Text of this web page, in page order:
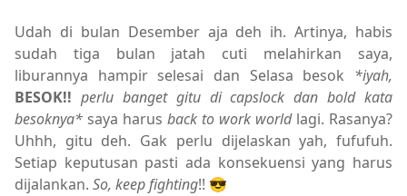
Udah di bulan Desember aja deh ih. Artinya, habis
sudah tiga bulan jatah cuti melahirkan saya,
liburannya hampir selesai dan Selasa besok *iyah,
BESOK!! perlu banget gitu di capslock dan bold kata
besoknya* saya harus back to work worldlagi. Rasanya?
Uhhh, gitu deh. Gak perlu dijelaskan yah, fufufuh.
Setiap keputusan pasti ada konsekuensi yang harus
dijalankan. So, keep fighting!! 😎